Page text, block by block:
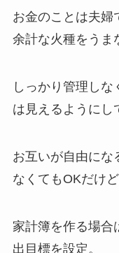
お金のことは夫婦
余計な火種をうま
しっかり管理し
は見えるようにし
お互いが自由にな
なくてもOKだけど
家計簿を作る場合
出目標を設定。